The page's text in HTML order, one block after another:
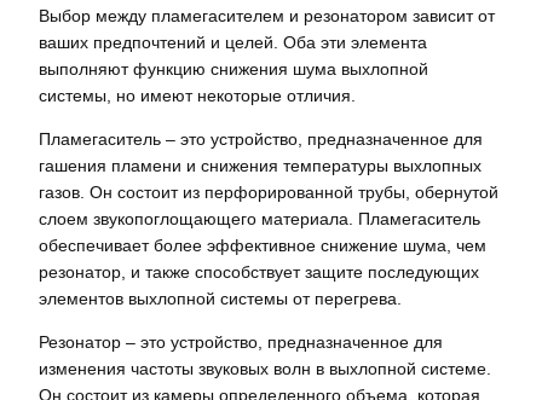
Выбор между пламегасителем и резонатором зависит от
ваших предпочтений и целей. Оба эти элемента
выполняют функцию снижения шума выхлопной
системы, но имеют некоторые отличия.
Пламегаситель – это устройство, предназначенное для
гашения пламени и снижения температуры выхлопных
газов. Он состоит из перфорированной трубы, обернутой
слоем звукопоглощающего материала. Пламегаситель
обеспечивает более эффективное снижение шума, чем
резонатор, и также способствует защите последующих
элементов выхлопной системы от перегрева.
Резонатор – это устройство, предназначенное для
изменения частоты звуковых волн в выхлопной системе.
Он состоит из камеры определенного объема, которая